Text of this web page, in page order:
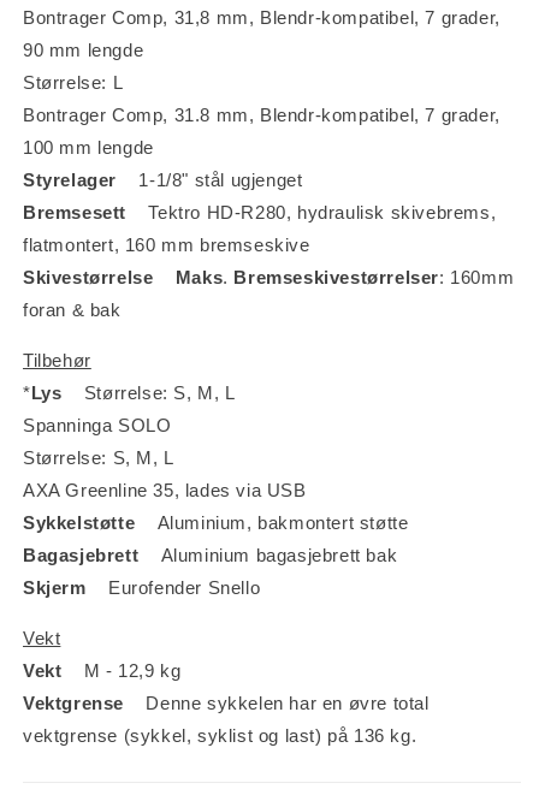
Bontrager Comp, 31,8 mm, Blendr-kompatibel, 7 grader,
90 mm lengde
Størrelse: L
Bontrager Comp, 31.8 mm, Blendr-kompatibel, 7 grader,
100 mm lengde
Styrelager 1-1/8" stål ugjenget
Bremsesett Tektro HD-R280, hydraulisk skivebrems,
flatmontert, 160 mm bremseskive
Skivestørrelse
Maks. Bremseskivestørrelser: 160mm
foran & bak
Tilbehør
*Lys Størrelse: S, M, L
Spanninga SOLO
Størrelse: S, M, L
AXA Greenline 35, lades via USB
Sykkelstøtte Aluminium, bakmontert støtte
Bagasjebrett Aluminium bagasjebrett bak
Skjerm Eurofender Snello
Vekt
Vekt M - 12,9 kg
Vektgrense Denne sykkelen har en øvre total
vektgrense (sykkel, syklist og last) på 136 kg.